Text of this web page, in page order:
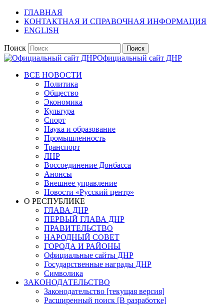
ГЛАВНАЯ
КОНТАКТНАЯ И СПРАВОЧНАЯ ИНФОРМАЦИЯ
ENGLISH
Поиск
Официальный сайт ДНР
ВСЕ НОВОСТИ
Политика
Общество
Экономика
Культура
Спорт
Наука и образование
Промышленность
Транспорт
ЛНР
Воссоединение Донбасса
Анонсы
Внешнее управление
Новости «Русский центр»
О РЕСПУБЛИКЕ
ГЛАВА ДНР
ПЕРВЫЙ ГЛАВА ДНР
ПРАВИТЕЛЬСТВО
НАРОДНЫЙ СОВЕТ
ГОРОДА И РАЙОНЫ
Официальные сайты ДНР
Государственные награды ДНР
Символика
ЗАКОНОДАТЕЛЬСТВО
Законодательство [текущая версия]
Расширенный поиск [В разработке]